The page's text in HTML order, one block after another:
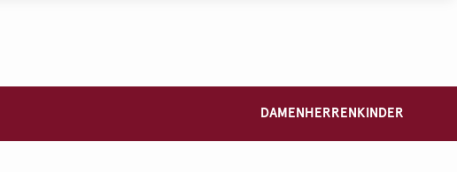
DAMEN HERREN KINDER